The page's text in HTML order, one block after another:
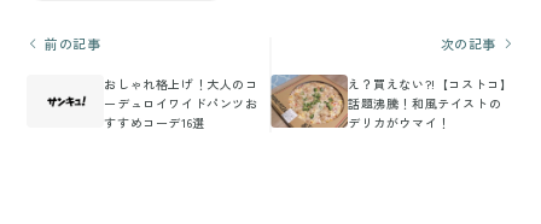
前の記事
おしゃれ格上げ！大人のコ
ーデュロイワイドパンツお
すすめコーデ16選
次の記事
え？買えない?!【コストコ】
話題沸騰！和風テイストの
デリカがウマイ！